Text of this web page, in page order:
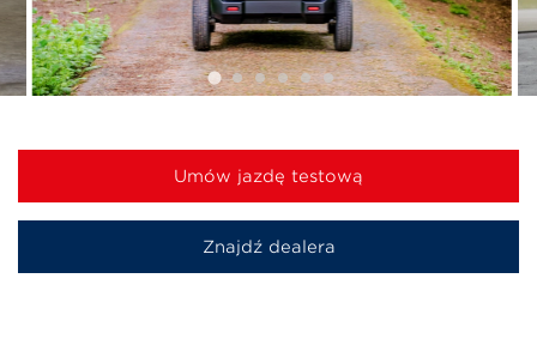
Umów jazdę testową
Znajdź dealera